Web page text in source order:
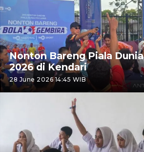
Nonton Bareng Piala Dunia
2026 di Kendari
28 June 2026 14:45 WIB